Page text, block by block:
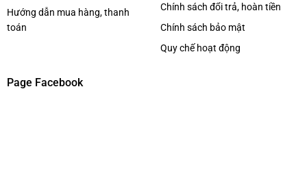
Hướng dẫn mua hàng, thanh
toán
Chính sách đổi trả, hoàn tiền
Chính sách bảo mật
Quy chế hoạt động
Page Facebook